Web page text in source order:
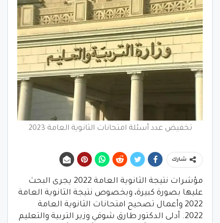
تخفيض عدد أسئلة امتحانات الثانوية العامة 2023
شارك
مؤشرات نتيجة الثانوية العامة 2022 يجرى البحث
عليها بصورة كبيرة، وبخصوص نتيجة الثانوية العامة
2022 وأعمال تصحيح امتحانات الثانوية العامة
2022. أدلى الدكتور طارق شوقي وزير التربية والتعليم